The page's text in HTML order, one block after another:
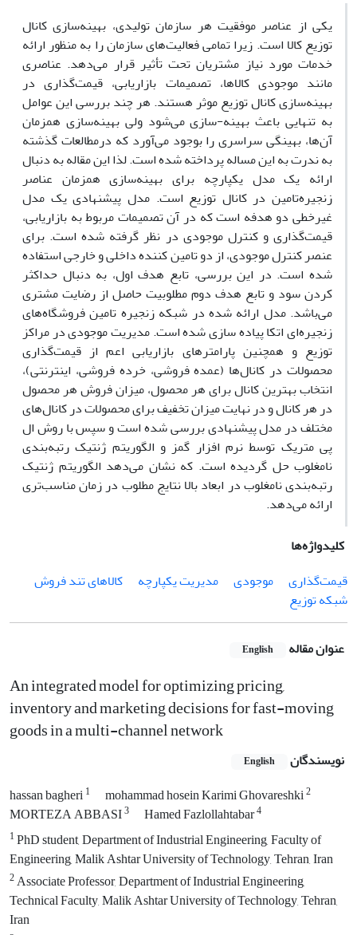
یکی از عناصر موفقیت هر سازمان تولیدی، بهینه‌سازی کانال
توزیع کالا است. زیرا تمامی فعالیت‌های سازمان را به منظور ارائه
خدمات مورد نیاز مشتریان تحت تأثیر قرار می‌دهد. عناصری
مانند موجودی کالاها، تصمیمات بازاریابی، قیمت‌گذاری در
بهینه‌سازی کانال توزیع موثر هستند. هر چند بررسی این عوامل
به تنهایی باعث بهینه-سازی می‌شود ولی بهینه‌سازی همزمان
آن‌ها، بهینگی سراسری را بوجود می‌آورد که درمطالعات گذشته
به ندرت به این مساله پرداخته شده است. لذا این مقاله به دنبال
ارائه یک مدل یکپارچه برای بهینه‌سازی همزمان عناصر
زنجیره‌تامین در کانال توزیع است. مدل پیشنهادی یک مدل
غیرخطی دو هدفه است که در آن تصمیمات مربوط به بازاریابی،
قیمت‌گذاری و کنترل موجودی در نظر گرفته شده است. برای
عنصر کنترل موجودی، از دو تامین کننده داخلی و خارجی استفاده
شده است. در این بررسی، تابع هدف اول، به دنبال حداکثر
کردن سود و تابع هدف دوم مطلوبیت حاصل از رضایت مشتری
می‌باشد. مدل ارائه شده در شبکه زنجیره تامین فروشگاه‌های
زنجیره‌ای اتکا پیاده سازی شده است. مدیریت موجودی در مراکز
توزیع و همچنین پارامترهای بازاریابی اعم از قیمت‌گذاری
محصولات در کانال‌ها (عمده فروشی، خرده فروشی، اینترنتی)،
انتخاب بهترین کانال برای هر محصول، میزان فروش هر محصول
در هر کانال و در نهایت میزان تخفیف برای محصولات در کانال‌های
مختلف در مدل پیشنهادی بررسی شده است و سپس با روش ال
پی متریک توسط نرم افزار گمز و الگوریتم ژنتیک رتبه‌بندی
نامغلوب حل گردیده است. که نشان‌‌ می‌دهد الگوریتم ژنتیک
رتبه‌بندی نامغلوب در ابعاد بالا نتایج مطلوب در زمان مناسب‌تری
ارائه می‌دهد.
کلیدواژه‌ها
قیمت‌گذاری
موجودی مدیریت یکپارچه
کالاهای تند فروش
شبکه توزیع
عنوان مقاله English
An integrated model for optimizing pricing,
inventory and marketing decisions for fast-moving
goods in a multi-channel network
نویسندگان English
hassan bagheri1 mohammad hosein Karimi Ghovareshki2
MORTEZA ABBASI3 Hamed Fazlollahtabar4
1PhD student, Department of Industrial Engineering, Faculty of
Engineering, Malik Ashtar University of Technology, Tehran, Iran
2Associate Professor, Department of Industrial Engineering,
Technical Faculty, Malik Ashtar University of Technology, Tehran,
Iran